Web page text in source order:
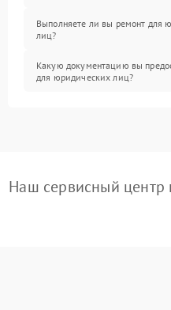
Выполняете ли вы ремонт для
лиц?
Какую документацию вы
для юридических лиц?
Наш сервисный центр